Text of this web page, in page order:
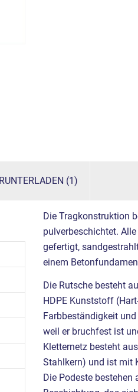
(1)
Die Tragkonstruktion
pulverbeschichtet.
gefertigt,
einem
Die Rutsche besteht
HDPE Kunststoff
Farbbeständigkeit
weil er bruchfest ist
Kletternetz besteht
Stahlkern) und ist mit
Die Podeste